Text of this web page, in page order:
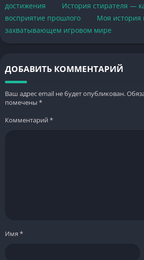
достижения
История стирателя —
восприятие прошлого
Моя история
захватывающем игровом мире
ДОБАВИТЬ КОММЕНТАРИЙ
Ваш адрес email не будет опубликован.
помечены *
Комментарий*
Имя *